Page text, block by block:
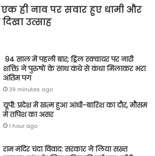
ही नाव पर सवार हुए धामी और
उत्साह
94 साल में पहली बार; ड्रिल स्क्वायर पर नारी
शक्ति ने पुरुषों के साथ कंधे से कंधा मिलाकर भरा
अंतिम पग
39 minutes ago
यूपी: प्रदेश में खत्म हुआ आंधी-बारिश का दौर, मौसम
में तपिश का असर
1 hour ago
राम मंदिर चंदा विवाद: सरकार ने लिया सख्त